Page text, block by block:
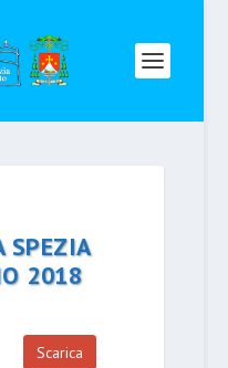
SPEZIA
2018
Scarica